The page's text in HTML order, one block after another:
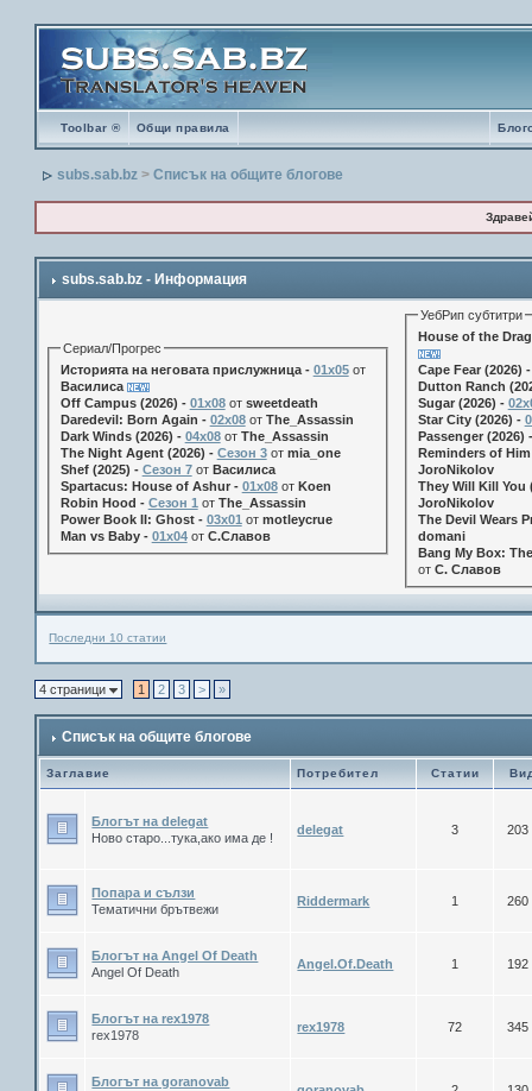
Toolbar ® Общи правила
subs.sab.bz >Списък на общите блогове
subs.sab.bz - Информация
Сериал/Прогрес
Историята на неговата прислужница - 01х05от
Василиса
Off Campus (2026) - 01x08от sweetdeath
Daredevil: Born Again - 02x08от The_Assassin
Dark Winds (2026) - 04x08от The_Assassin
The Night Agent (2026) - Сезон 3от mia_one
Shef (2025) - Сезон 7от Василиса
Spartacus: House of Ashur - 01x08от Koen
Robin Hood - Сезон 1 от The_Assassin
Power Book II: Ghost - 03x01 от motleycrue
Man vs Baby - 01x04от С.Славов
УебРип субтитри
House of the
Cape Fear (2026)
Dutton Ranch
Sugar (2026) -
Star City (2026) -
Passenger (2026)
Reminders of
JoroNikolov
They Will Kill You
JoroNikolov
The Devil Wears
domani
Bang My Box:
от С. Славов
Последни 10 статии
4 страници 1 2 3 > »
Списък на общите блогове
Заглавие Потребител Статии
Блогът на delegat
Ново старо...тука,ако има де !
delegat 3 203
Попара и сълзи
Тематични брътвежи
Riddermark 1 260
Блогът на Angel Of Death
Angel Of Death
Angel.Of.Death 1 192
Блогът на rex1978
rex1978
rex1978 72 345
Блогът на goranovab